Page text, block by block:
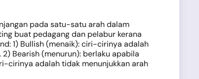
pada satu-satu arah dalam
buat pedagang dan pelabur kerana
1) Bullish (menaik): ciri-cirinya adalah
Bearish (menurun): berlaku apabila
cirinya adalah tidak menunjukkan arah